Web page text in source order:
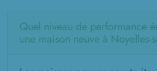
Quel niveau de performance
une maison neuve à Noyelles-